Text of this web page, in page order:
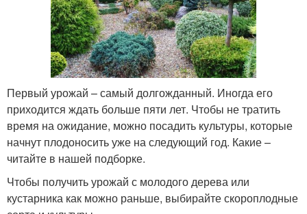
ландышевое дерево
Первый урожай – самый долгожданный. Иногда его
приходится ждать больше пяти лет. Чтобы не тратить
время на ожидание, можно посадить культуры, которые
начнут плодоносить уже на следующий год. Какие –
читайте в нашей подборке.
Чтобы получить урожай с молодого дерева или
кустарника как можно раньше, выбирайте скороплодные